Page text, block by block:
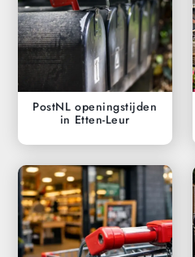
PostNL openingstijden
in Etten-Leur